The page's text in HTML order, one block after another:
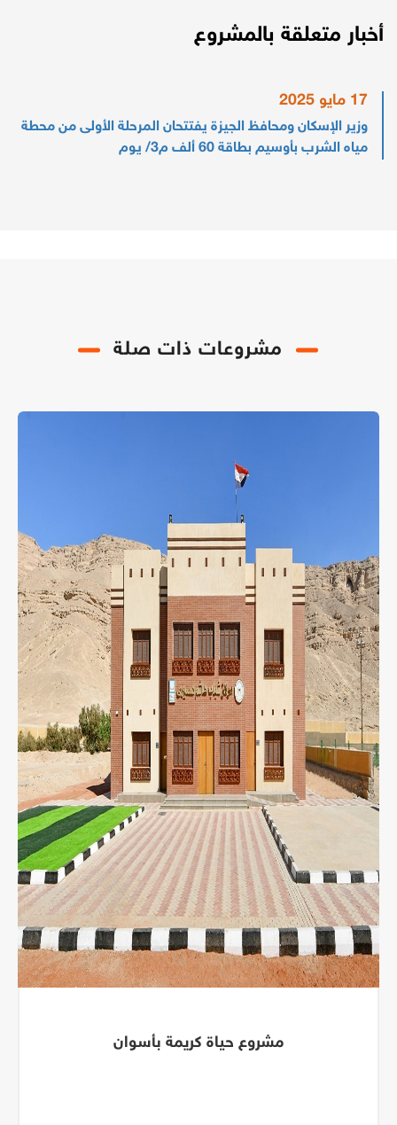
أخبار متعلقة بالمشروع
17 مايو 2025
وزير الإسكان ومحافظ الجيزة يفتتحان المرحلة الأولى من محطة
مياه الشرب بأوسيم بطاقة 60 ألف م3/ يوم
مشروعات ذات صلة
مشروع حياة كريمة بأسوان